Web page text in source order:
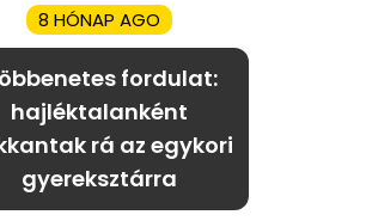
8 HÓNAP AGO
fordulat:
hajléktalanként
rá az egykori
gyereksztárra